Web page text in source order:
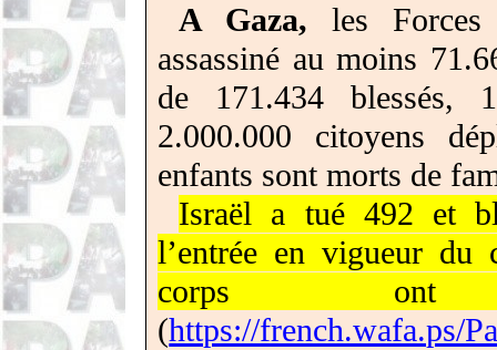
A Gaza, les Forces
assassiné au moins
de 171.434 blessés,
2.000.000 citoyens
enfants sont morts de
Israël a tué 492 et
l’entrée en vigueur du
corps ont
(https://french.wafa.ps/